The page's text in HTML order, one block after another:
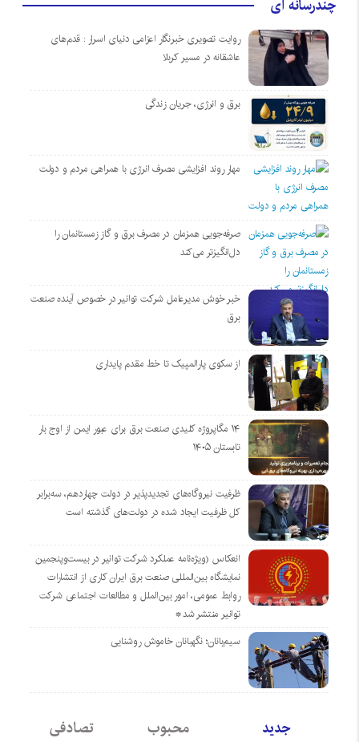
چندرسانه ای
روایت تصویری خبرنگار اعزامی دنیای اسرار : قدم‌های
عاشقانه در مسیر کربلا
برق و انرژی، جریان زندگی
مهار روند افزایشی مصرف انرژی با همراهی مردم و دولت
صرفه‌جویی همزمان در مصرف برق و گاز زمستانمان را
دل‌انگیزتر می‌کند
خبر خوش مدیرعامل شرکت توانیر در خصوص آینده صنعت
برق
از سکوی پارالمپیک تا خط مقدم پایداری
۱۴ مگاپروژه‌ کلیدی صنعت برق برای عبور ایمن از اوج بار
تابستان ۱۴۰۵
ظرفیت نیروگاه‌های تجدیدپذیر در دولت چهاردهم، سه‌برابر
کل ظرفیت ایجاد شده در دولت‌های گذشته است
انعکاس (ویژه‌نامه عملکرد شرکت توانیر در بیست‌وپنجمین
نمایشگاه بین‌المللی صنعت برق ایران کاری از انتشارات
روابط عمومی، امور بین‌الملل و مطالعات اجتماعی شرکت
توانیر منتشر شد*
سیم‌بانان؛ نگهبانان خاموش روشنایی
جدید محبوب تصادفی